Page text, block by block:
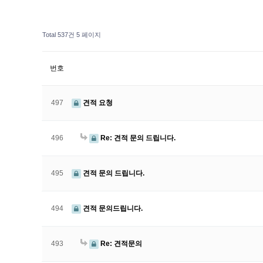
Total 537건 5 페이지
번호
497 견적 요청
496 Re: 견적 문의 드립니다.
495 견적 문의 드립니다.
494 견적 문의드립니다.
493 Re: 견적문의